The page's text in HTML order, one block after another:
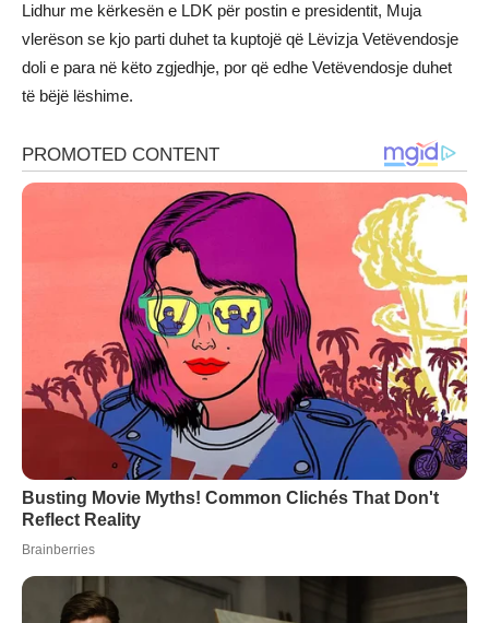
Lidhur me kërkesën e LDK për postin e presidentit, Muja
vlerëson se kjo parti duhet ta kuptojë që Lëvizja Vetëvendosje
doli e para në këto zgjedhje, por që edhe Vetëvendosje duhet
të bëjë lëshime.